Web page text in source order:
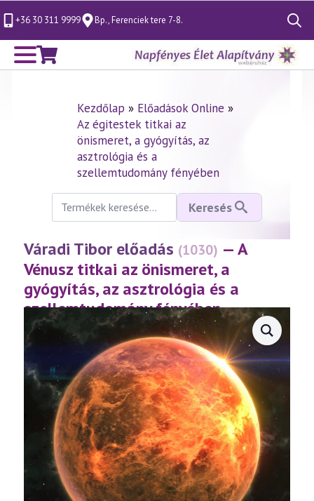
+36 30 311 9999 Bp., Ferenciek tere 7-8.
Search
for:
Kezdőlap » Előadások Online »
Az égitestek titkai az
önismeret, a gyógyítás, az
asztrológia és a
szellemtudomány fényében
Keresés
következőre:
Keresés
Váradi Tibor előadás (1030) — A
Vénusz titkai az önismeret, a
gyógyítás, az asztrológia és a
szellemtudomány fényében
(2025.02.08.)